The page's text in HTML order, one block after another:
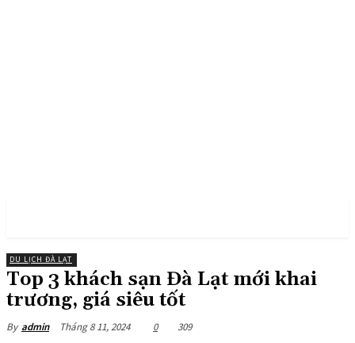
DU LỊCH ĐÀ LẠT
Top 3 khách sạn Đà Lạt mới khai
trương, giá siêu tốt
By admin Tháng 8 11, 2024 0 309